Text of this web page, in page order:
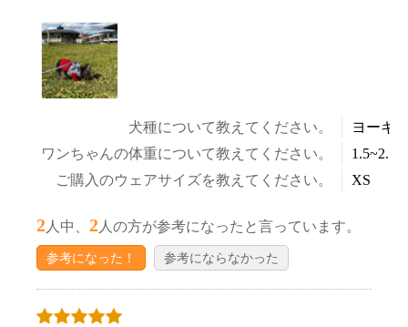
犬種について教えてください。
ヨーキ
ワンちゃんの体重について教えてください。
ご購入のウェアサイズを教えてください。
XS
2 人中、 2 人の方が参考になったと言っています。
参考になった！ 参考にならなかった